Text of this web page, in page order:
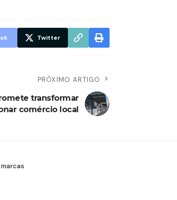
Twitter
PRÓXIMO ARTIGO
transformar
comércio local